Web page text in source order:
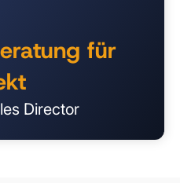
für
Director